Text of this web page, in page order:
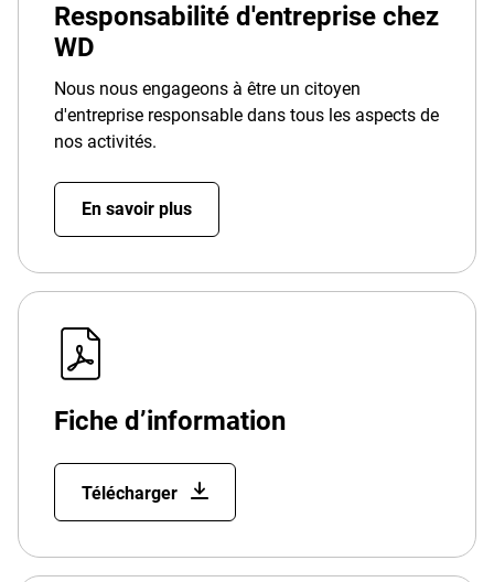
Responsabilité d'entreprise chez
WD
Nous nous engageons à être un citoyen
d'entreprise responsable dans tous les aspects de
nos activités.
En savoir plus
Fiche d’information
Télécharger